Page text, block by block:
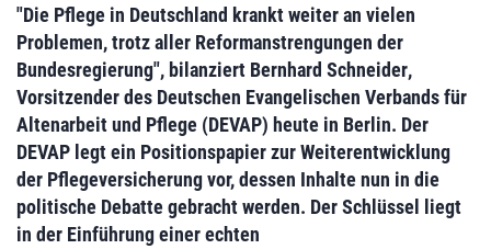
"Die Pflege in Deutschland krankt weiter an vielen
Problemen, trotz aller Reformanstrengungen der
Bundesregierung", bilanziert Bernhard Schneider,
Vorsitzender des Deutschen Evangelischen Verbands für
Altenarbeit und Pflege (DEVAP) heute in Berlin. Der
DEVAP legt ein Positionspapier zur Weiterentwicklung
der Pflegeversicherungvor, dessen Inhalte nun in die
politische Debatte gebracht werden. Der Schlüssel liegt
in der Einführung einerechten